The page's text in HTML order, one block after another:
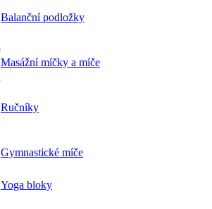
Balanční podložky
Masážní míčky a míče
Ručníky
Gymnastické míče
Yoga bloky